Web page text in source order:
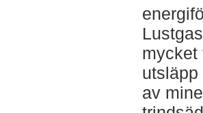
mycket
utsläpp
av